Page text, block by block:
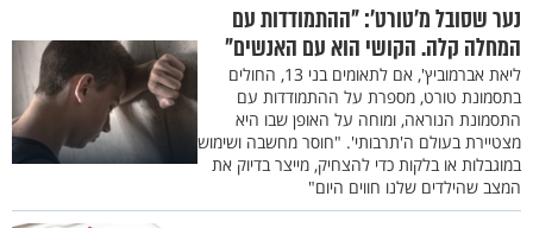
נער שסובל מ’טורט’: "ההתמודדות עם
המחלה קלה. הקושי הוא עם האנשים"
ליאת אברמוביץ', אם לתאומים בני 13, החולים
בתסמונת טורט, מספרת על ההתמודדות עם
התסמונת הנוראה, ומוחה על האופן שבו היא
מצטיירת בעולם ה'תרבותי'. "חוסר מחשבה ושימוש
במוגבלות או בלקות כדי להצחיק, מייצר בדיוק את
המצב שהילדים שלנו חווים היום"